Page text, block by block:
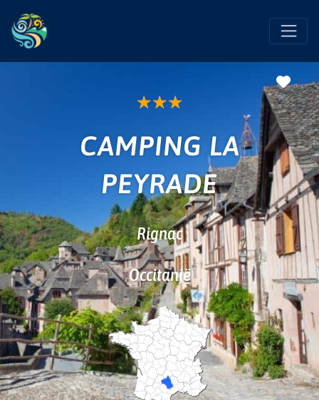
★★★
CAMPING LA
PEYRADE
Rignac
Occitanië